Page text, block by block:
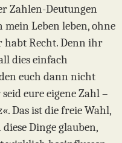
Zahlen-Deutungen
Leben leben, ohne
habt Recht. Denn ihr
dies einfach
euch dann nicht
eure eigene Zahl –
Das ist die freie Wahl,
Dinge glauben,